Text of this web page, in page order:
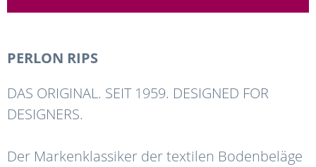
PERLON RIPS
DAS ORIGINAL. SEIT 1959. DESIGNED FOR
DESIGNERS.
Der Markenklassiker der textilen Bodenbeläge